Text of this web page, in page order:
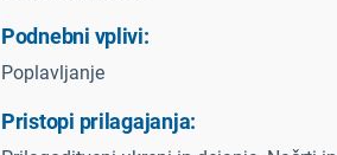
Podnebni vplivi:
Poplavljanje
Pristopi prilagajanja: